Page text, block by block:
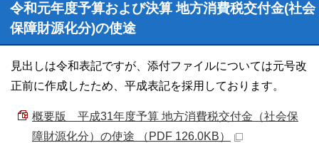
令和元年度予算および決算 地方消費税交付金(社会
保障財源化分)の使途
見出しは令和表記ですが、添付ファイルについては元号改
正前に作成したため、平成表記を採用しております。
概要版 平成31年度予算 地方消費税交付金（社会保
障財源化分）の使途 （PDF 126.0KB）